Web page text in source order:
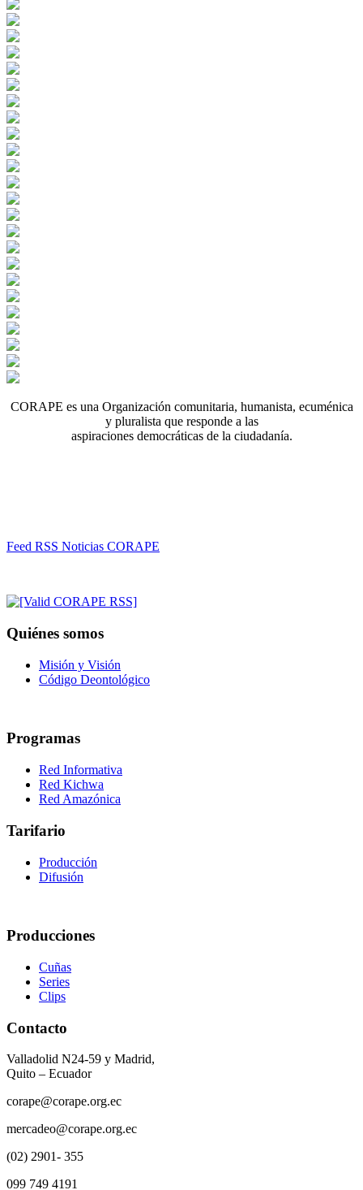
CORAPE es una Organización comunitaria, humanista, ecuménica
y pluralista que responde a las
aspiraciones democráticas de la ciudadanía.
Feed RSS Noticias CORAPE
Quiénes somos
Misión y Visión
Código Deontológico
Programas
Red Informativa
Red Kichwa
Red Amazónica
Tarifario
Producción
Difusión
Producciones
Cuñas
Series
Clips
Contacto
Valladolid N24-59 y Madrid,
Quito – Ecuador
corape@corape.org.ec
mercadeo@corape.org.ec
(02) 2901- 355
099 749 4191